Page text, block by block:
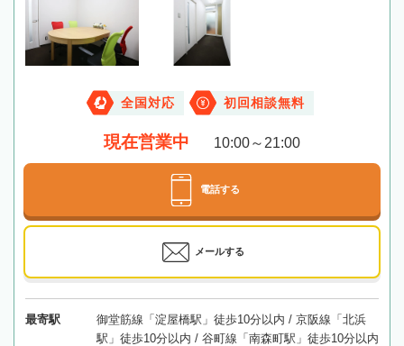
全国対応 初回相談無料
現在営業中 10:00～21:00
電話する
メールする
最寄駅
御堂筋線「淀屋橋駅」徒歩10分以内 / 京阪線「北浜
駅」徒歩10分以内 / 谷町線「南森町駅」徒歩10分以内